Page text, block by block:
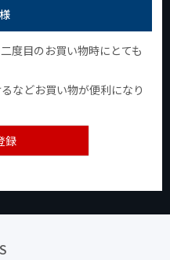
度目のお買い物時にとても
などお買い物が便利になり
録